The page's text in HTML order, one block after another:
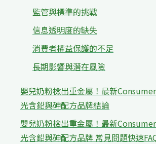
監管與標準的挑戰
信息透明度的缺失
消費者權益保護的不足
長期影響與潛在風險
嬰兒奶粉檢出重金屬！最新
光含鉛與砷配方品牌結論
嬰兒奶粉檢出重金屬！最新
光含鉛與砷配方品牌 常見問題快速